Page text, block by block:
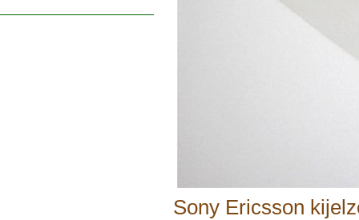
Sony Ericsson